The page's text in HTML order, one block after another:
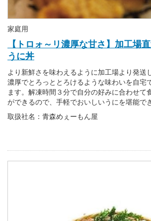
家庭用
【トロォ～リ濃厚な甘さ】加工場
うに丼
より新鮮さを味わえるように加工場より発送
濃厚でとろっととろけるような味わいを自宅
ます。解凍時間３分で自分の好みに合わせて
ができるので、手軽でおいしいうにを堪能で
取扱社名：青森めぇーもん屋